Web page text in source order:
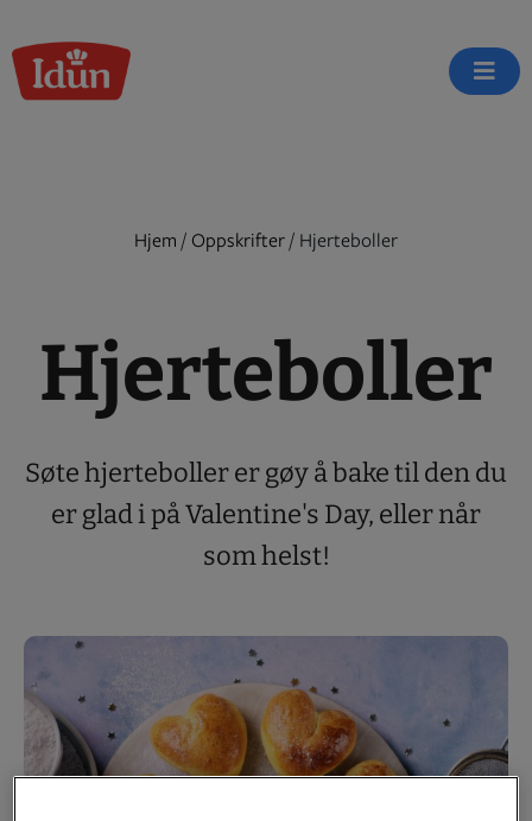
to
content
Hjem / Oppskrifter/ Hjerteboller
Hjerteboller
Søte hjerteboller er gøy å bake til den du
er glad i på Valentine's Day, eller når
som helst!